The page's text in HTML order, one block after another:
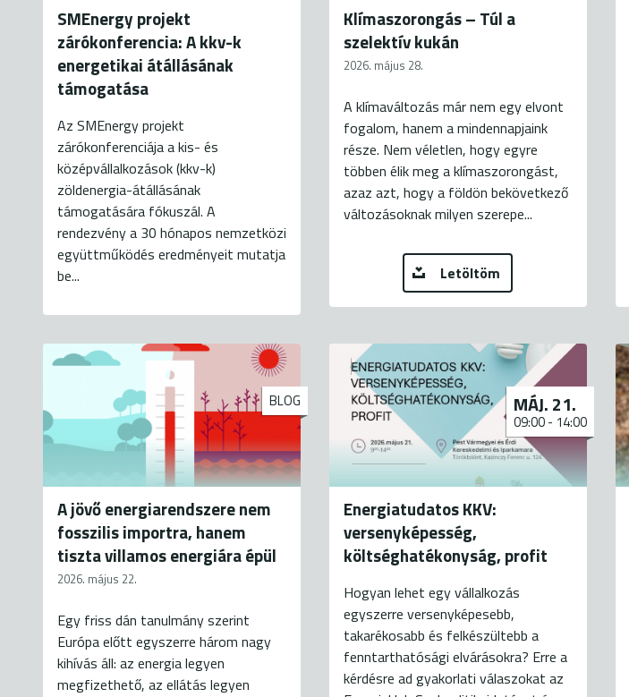
SMEnergy projekt
zárókonferencia: A kkv-k
energetikai átállásának
támogatása
Az SMEnergy projekt
zárókonferenciája a kis- és
középvállalkozások (kkv-k)
zöldenergia-átállásának
támogatására fókuszál. A
rendezvény a 30 hónapos nemzetközi
együttműködés eredményeit mutatja
be...
Klímaszorongás – Túl a
szelektív kukán
2026. május 28.
A klímaváltozás már nem egy elvont
fogalom, hanem a mindennapjaink
része. Nem véletlen, hogy egyre
többen élik meg a klímaszorongást,
azaz azt, hogy a földön bekövetkező
változásoknak milyen szerepe...
Letöltöm
BLOG
A jövő energiarendszere nem
fosszilis importra, hanem
tiszta villamos energiára épül
2026. május 22.
Egy friss dán tanulmány szerint
Európa előtt egyszerre három nagy
kihívás áll: az energia legyen
megfizethető, az ellátás legyen
Energiatudatos KKV:
versenyképesség,
költséghatékonyság, profit
MÁJ. 21.
09:00- 14:00
Hogyan lehet egy vállalkozás
egyszerre versenyképesebb,
takarékosabb és felkészültebb a
fenntarthatósági elvárásokra? Erre a
kérdésre ad gyakorlati válaszokat az